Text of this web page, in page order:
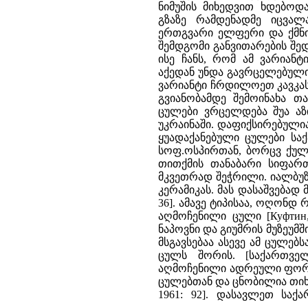
ნიმუშის მიხედვით
გზაზე რამდენადმე
ერთგვარი ელფერი და
შემდგომი განვითარების
ისე ჩანს, რომ ამ
აქედან უნდა
ვარიანტი ჩრდილოეთ
გვიანობამდე შემოინახა
ცულები ვრცელდება შუა
უკრაინაში.
ყუადაქანებული ცულები
სოფ.ოსპირთან, ბორცვ
თითქმის თანაბარი
მკვეთრად შეჭრილი.
კერამიკას. მას
36]. ამავე ტიპისაა, ოღონდ
აღმოჩენილი ცული
ნაპოვნი და გიუმრის
მსგავსებაა ასევე ამ
ცულს შორის.
აღმოჩენილი ადრეული
ცულებთან და ცნობილია
1961: 92]. დასავლეთ